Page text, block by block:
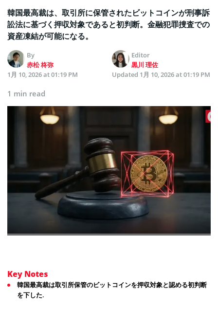
韓国最高裁は、取引所に保管されたビットコインが刑事訴
訟法に基づく押収対象であると初判断。金融犯罪捜査での
資産凍結が可能になる。
By
赤松 柊弥
Editor
黒川 理佐
1月 10, 2026 at 01:19 PM
Updated 1月 10, 2026 at 01:19 PM
1 min read
Key Notes
韓国最高裁は取引所保管のビットコインを押収対象と認める初判断
を下した.